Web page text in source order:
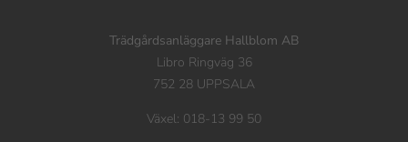
Trädgårdsanläggare Hallblom AB
Libro Ringväg 36
752 28 UPPSALA
Växel: 018-13 99 50